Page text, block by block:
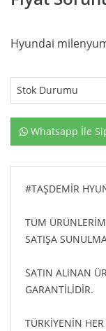
Hyundai
Stok Durumu
Whatsapp İle
#TAŞDEMİR
TÜM
SATIŞA
SATIN ALINAN
GARANTİLİDİR.
TÜRKİYENİN